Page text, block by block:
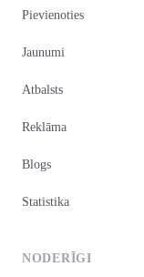
Pievienoties
Jaunumi
Atbalsts
Reklāma
Blogs
Statistika
NODERĪGI